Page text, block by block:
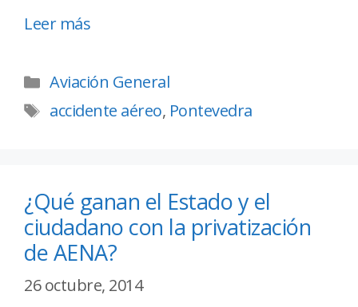
Leer más
Aviación General
accidente aéreo, Pontevedra
¿Qué ganan el Estado y el
ciudadano con la privatización
de AENA?
26 octubre, 2014